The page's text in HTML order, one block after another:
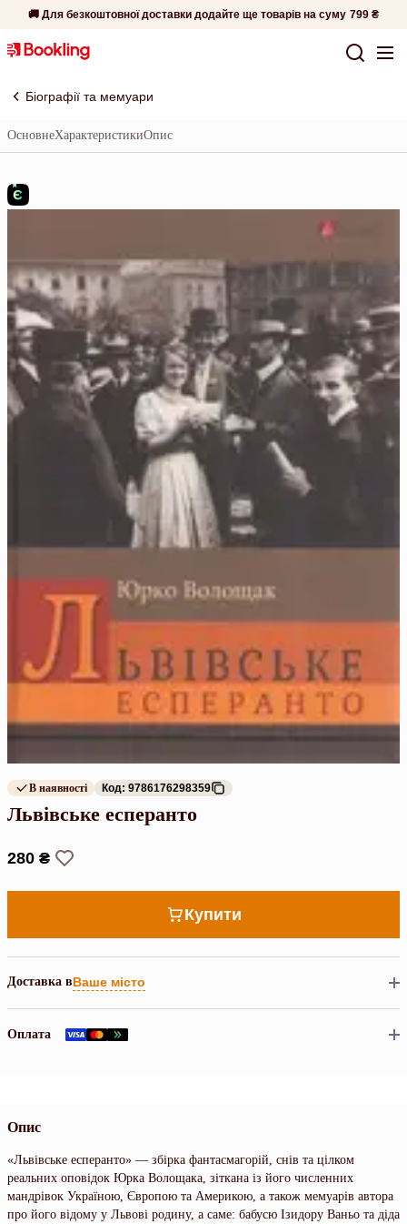
🚚 Для безкоштовної доставки додайте ще товарів на суму 799 ₴
Біографії та мемуари
ОсновнеХарактеристикиОпис
В наявності Код: 9786176298359
Львівське есперанто
280 ₴
Купити
Доставка вВаше місто
Оплата
Опис
«Львівське есперанто» — збірка фантасмагорій, снів та цілком
реальних оповідок Юрка Волощака, зіткана із його численних
мандрівок Україною, Європою та Америкою, а також мемуарів автора
про його відому у Львові родину, а саме: бабусю Ізидору Ваньо та діда